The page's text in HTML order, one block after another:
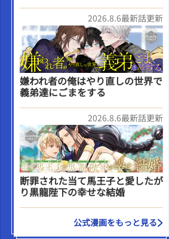
2026.8.6最新話更新
嫌われ者の俺はやり直しの世界で
義弟達にごまをする
2026.8.6最新話更新
断罪された当て馬王子と愛したが
り黒龍陛下の幸せな結婚
公式漫画をもっと見る